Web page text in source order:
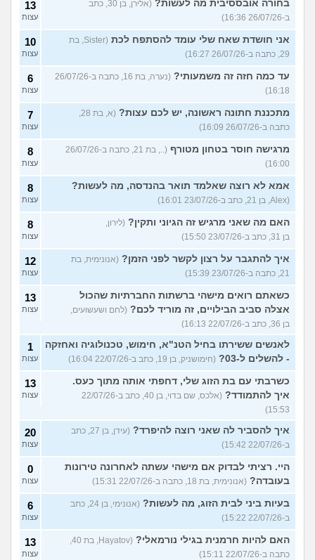
בחורה אובססיבית מה לעשות?
(אלירן, בן 30, כתב
ב-26/07/26 16:36)
13
עצות
אני חושדת שאח שלי עומד להסתפח לכת
(Sister, בת
29, כתבה ב-26/07/26 16:27)
10
עצות
עד כמה חזה זה משמעותי?
(נערה, בת 16, כתבה ב-26/07/26
16:18)
6
עצות
מתכננת חתונה ראשונה, יש לכם עצות?
כתבה ב-26/07/26 16:09)
7
עצות
מרגישה חוסר בטחון מטורף
(.., בת 21, כתבה ב-26/07/26
16:00)
8
עצות
אמא לא רוצה שאלמד תואר בהנדסה, מה לעשות?
(Alex, בן 21, כתב ב-23/07/26 16:01)
8
עצות
האם מה שאני מרגיש זה הגיוני ותקין? (לירון,
בן 31, כתב ב-23/07/26 15:50)
8
עצות
איך להתגבר על רצון לקשר לפני הזמן? (אנונימית, בת
21, כתבה ב-23/07/26 15:39)
12
עצות
כשאתם רואים מישהי ברשתות החברתיות שהכול
אצלה סביב הבילויים, זה מוריד לכם? (לחם ושעשועים,
בן 36, כתב ב-22/07/26 16:13)
13
עצות
לאנשים ששירתו בחיל הטנ"א, חימוש, טכנולוגיה ואחזקה
- להשלים ל-03?
(חימושניק, בן 19, כתב ב-22/07/26 16:04)
1
עצות
כשרבתי עם בת הזוג שלי, דחפתי אותה מתוך כעס.
איך להתמודד?
(אלכס, שם בדוי, בן 40, כתב ב-22/07/26
15:53)
13
עצות
איך להסביר לה שאני רוצה להיפרד?
(עידן, בן 27, כתב
ב-22/07/26 15:42)
20
עצות
היי. רציתי לבדוק אם מישהי עשתה לאחרונה טירונות
בעובדה? (אנונימית, בת 18, כתבה ב-22/07/26 15:31)
0
עצות
בעיות ביני לבית הזוג, מה לעשות?
(אנונימי, בן 24, כתב
ב-22/07/26 15:22)
6
עצות
האם להיות חרמנית בגילי נורמאלי?
כתבה ב-22/07/26 15:11)
13
עצות